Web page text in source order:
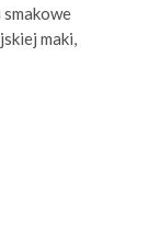
smakowe
maki,